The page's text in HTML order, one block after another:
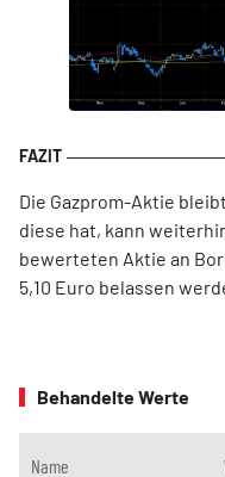
Die Gazprom-Aktie
diese hat, kann
bewerteten Aktie an
5,10 Euro belassen
Behandelte Werte
Name